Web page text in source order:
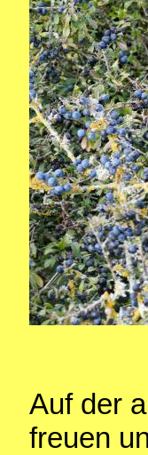
Auf der
freuen